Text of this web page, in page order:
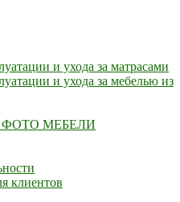
и ухода за матрасами
и ухода за мебелью из
МЕБЕЛИ
клиентов